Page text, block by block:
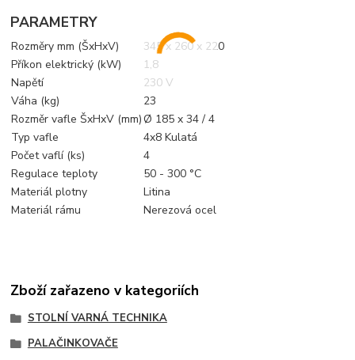
PARAMETRY
Rozměry mm (ŠxHxV)
345 x 260 x 220
Příkon elektrický (kW)
1,8
Napětí
230 V
Váha (kg)
23
Rozměr vafle ŠxHxV (mm)Ø 185 x 34 / 4
Typ vafle
4x8 Kulatá
Počet vaflí (ks)
4
Regulace teploty
50 - 300 °C
Materiál plotny
Litina
Materiál rámu
Nerezová ocel
Zboží zařazeno v kategoriích
STOLNÍ VARNÁ TECHNIKA
PALAČINKOVAČE